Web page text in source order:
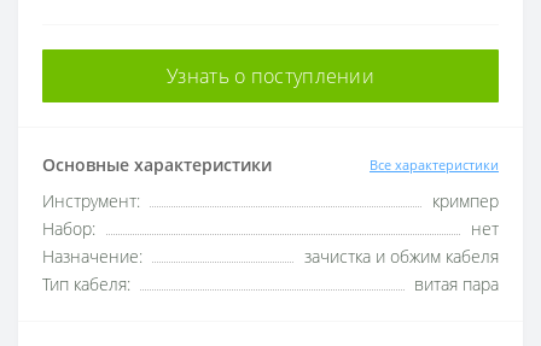
Узнать о поступлении
Основные характеристики Все характеристики
Инструмент:
кримпер
Набор:
нет
Назначение:
зачистка и обжим кабеля
Тип кабеля:
витая пара